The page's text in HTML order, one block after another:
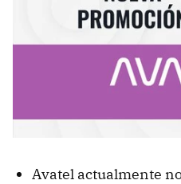
Avatel actualmente